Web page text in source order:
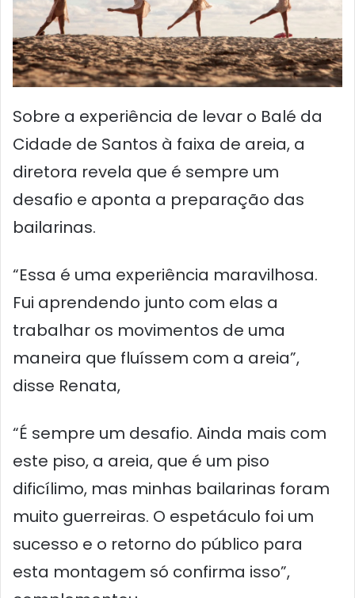
Sobre a experiência de levar o Balé da
Cidade de Santos à faixa de areia, a
diretora revela que é sempre um
desafio e aponta a preparação das
bailarinas.
“Essa é uma experiência maravilhosa.
Fui aprendendo junto com elas a
trabalhar os movimentos de uma
maneira que fluíssem com a areia”,
disse Renata,
“É sempre um desafio. Ainda mais com
este piso, a areia, que é um piso
dificílimo, mas minhas bailarinas foram
muito guerreiras. O espetáculo foi um
sucesso e o retorno do público para
esta montagem só confirma isso”,